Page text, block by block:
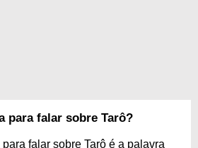
para falar sobre Tarô?
falar sobre Tarô é a palavra